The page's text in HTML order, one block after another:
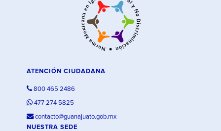
ATENCIÓN CIUDADANA
800 465 2486
477 274 5825
contacto@guanajuato.gob.mx
NUESTRA SEDE